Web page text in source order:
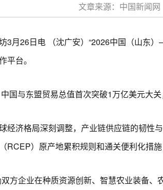
文章来源：中国新闻
26日电 （沈广安）“2026中国（山东）
平台。
与东盟贸易总值首次突破1万亿美元大关
济格局深刻调整，产业链供应链的韧性
RCEP）原产地累积规则和通关便利化措
企业在种质资源创新、智慧农业装备、